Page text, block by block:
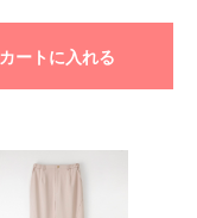
カートに入れる